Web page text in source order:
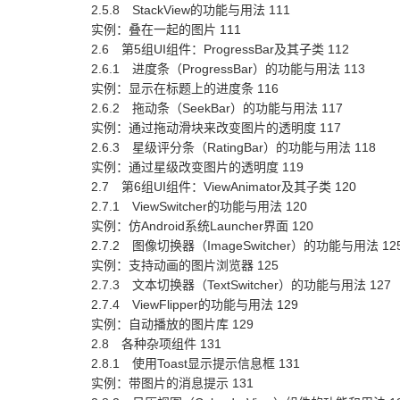
2.5.8 StackView的功能与用法 111
实例：叠在一起的图片 111
2.6 第5组UI组件：ProgressBar及其子类 112
2.6.1 进度条（ProgressBar）的功能与用法 113
实例：显示在标题上的进度条 116
2.6.2 拖动条（SeekBar）的功能与用法 117
实例：通过拖动滑块来改变图片的透明度 117
2.6.3 星级评分条（RatingBar）的功能与用法 118
实例：通过星级改变图片的透明度 119
2.7 第6组UI组件：ViewAnimator及其子类 120
2.7.1 ViewSwitcher的功能与用法 120
实例：仿Android系统Launcher界面 120
2.7.2 图像切换器（ImageSwitcher）的功能与用法
实例：支持动画的图片浏览器 125
2.7.3 文本切换器（TextSwitcher）的功能与用法 127
2.7.4 ViewFlipper的功能与用法 129
实例：自动播放的图片库 129
2.8 各种杂项组件 131
2.8.1 使用Toast显示提示信息框 131
实例：带图片的消息提示 131